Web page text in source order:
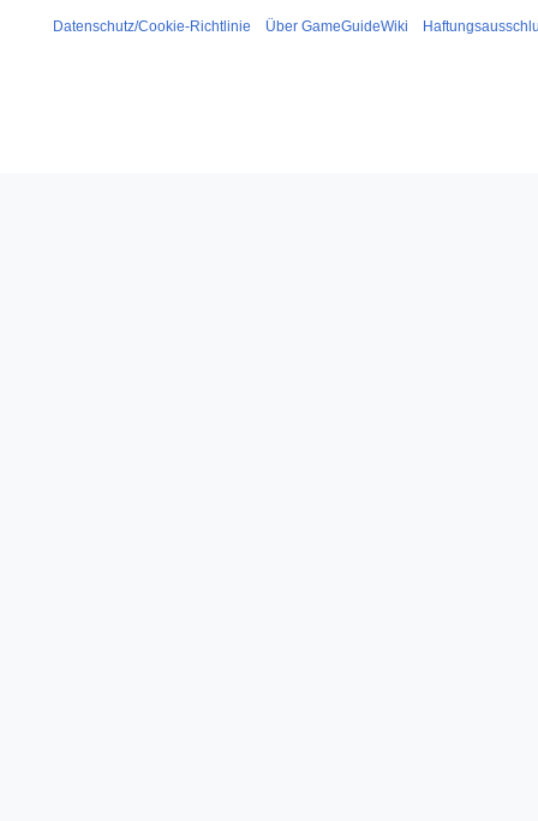
Datenschutz/Cookie-Richtlinie Über GameGuideWiki